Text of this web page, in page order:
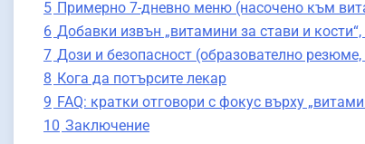
5 Примерно 7-дневно меню (насочено към
6 Добавки извън „витамини за стави и
7 Дози и безопасност (образователно
8 Кога да потърсите лекар
9 FAQ: кратки отговори с фокус върху
10 Заключение